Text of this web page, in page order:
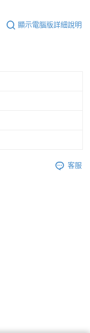
顯示電腦版詳細說明
客服